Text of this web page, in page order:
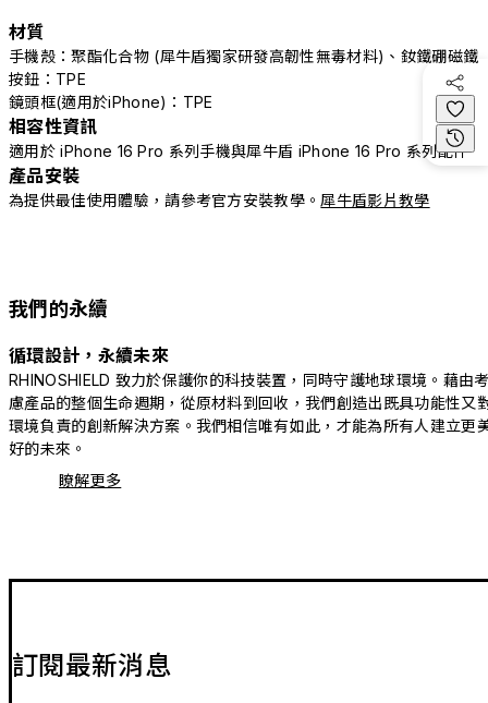
材質
手機殼：聚酯化合物 (犀牛盾獨家研發高韌性無毒材料)、釹鐵硼磁鐵
按鈕：TPE
鏡頭框(適用於iPhone)：TPE
相容性資訊
適用於 iPhone 16 Pro 系列手機與犀牛盾 iPhone 16 Pro 系列配件
產品安裝
為提供最佳使用體驗，請參考官方安裝教學。 犀牛盾影片教學
我們的永續
循環設計，永續未來
RHINOSHIELD 致力於保護你的科技裝置，同時守護地球環境。藉由
慮產品的整個生命週期，從原材料到回收，我們創造出既具功能性又
環境負責的創新解決方案。我們相信唯有如此，才能為所有人建立更
好的未來。
瞭解更多
訂閱最新消息